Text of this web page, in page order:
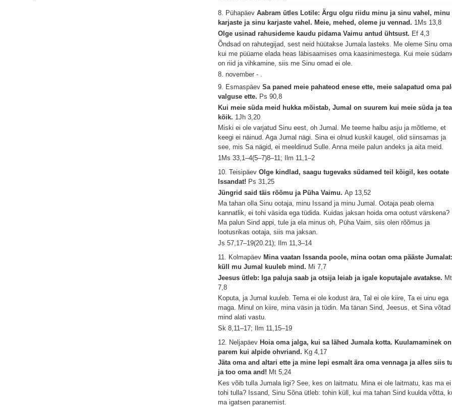
8. PühapäevAabram ütles Lotile: Ärgu olgu riidu minu ja sinu vahel, minu
karjaste ja sinu karjaste vahel. Meie, mehed, oleme ju vennad. 1Ms 13,8
Olge usinad rahusideme kaudu pidama Vaimu antud ühtsust. Ef 4,3
Õndsad on rahutegijad, sest neid hüütakse Jumala lasteks. Me oleme Sinu
kui me püüame elada heas läbisaamises oma kaasinimestega. Kui meie
on riid ja vihkamine, siis me Sinu omad ei ole.
8. november - .
9. EsmaspäevSa paned meie pahateod enese ette, meie salapatud oma
valguse ette. Ps 90,8
Kui meie süda meid hukka mõistab, Jumal on suurem kui meie süda ja
kõik. 1Jh 3,20
Miski ei ole varjatud Sinu eest, oh Jumal. Me teeme halbu asju ja mõtleme, et
keegi ei näinud. Aga Jumal nägi. Sina ei olnud kuskil kaugel, olid siinsamas ja
see, mis Sa nägid, ei meeldinud Sulle. Anna meile palun andeks ja aita meid.
1Ms 33,1–4(5–7)8–11; Ilm 11,1–2
10. TeisipäevOlge kindlad, saagu tugevaks südamed teil kõigil, kes ootate
Issandat! Ps 31,25
Jüngrid said täis rõõmu ja Püha Vaimu.Ap 13,52
Ma tahan olla Sinu ootaja, minu Issand ja minu Jumal. Ootaja peab olema
kannatlik, ei tohi väsida ega tüdida. Kuidas jaksan hoida oma ootust värskena?
Ma palun Sind appi, tule ja ela minus oh, Püha Vaim, siis olen rõõmus ja
lootusrikas ootaja, siis ma jaksan.
Js 57,17–19(20.21); Ilm 11,3–14
11. Kolmapäev Mina vaatan Issanda poole, mina ootan oma pääste Jumalat:
küll mu Jumal kuuleb mind. Mi 7,7
Jeesus ütleb: Iga paluja saab ja otsija leiab ja igale koputajale avatakse. Mt
7,8
Koputa, ja Jumal kuuleb. Tema ei ole kodust ära, Tal ei ole kiire, Ta ei uinu ega
maga. Minul on kiire, mina väsin ja tüdin. Ma tänan Sind, Jeesus, et Sina võtad
mind alati vastu.
Sk 8,11–17; Ilm 11,15–19
12. Neljapäev Hoia oma jalga, kui sa lähed Jumala kotta. Kuulamaminek on
parem kui alpide ohvriand. Kg 4,17
Jäta oma and altari ette ja mine lepi esmalt ära oma vennaga ja alles siis
ja too oma and! Mt 5,24
Kes võib tulla Jumala ligi? See, kes on laitmatu. Mina ei ole laitmatu, kas ma ei
tohi tulla? Issand, Sinu Sõna ütleb: tohin küll, kui ma tahan Sind kuulda võtta,
ma igatsen paranemist.